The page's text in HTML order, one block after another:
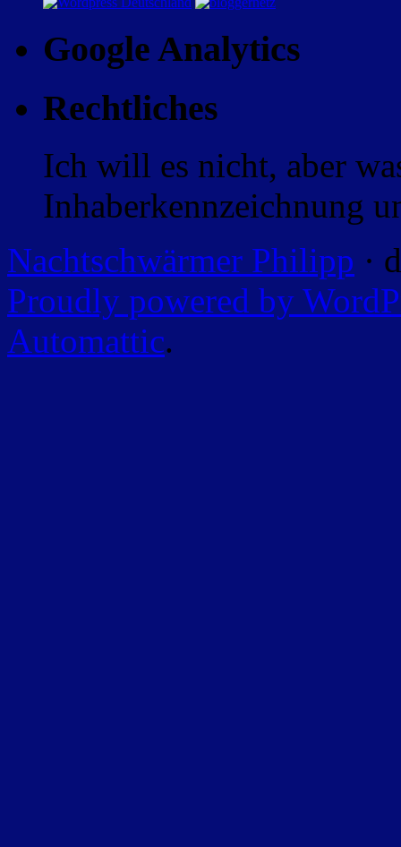
Google Analytics
Rechtliches
Ich will es nicht, aber
Inhaberkennzeichnung
Nachtschwärmer Philipp ·
Proudly powered by
Automattic.